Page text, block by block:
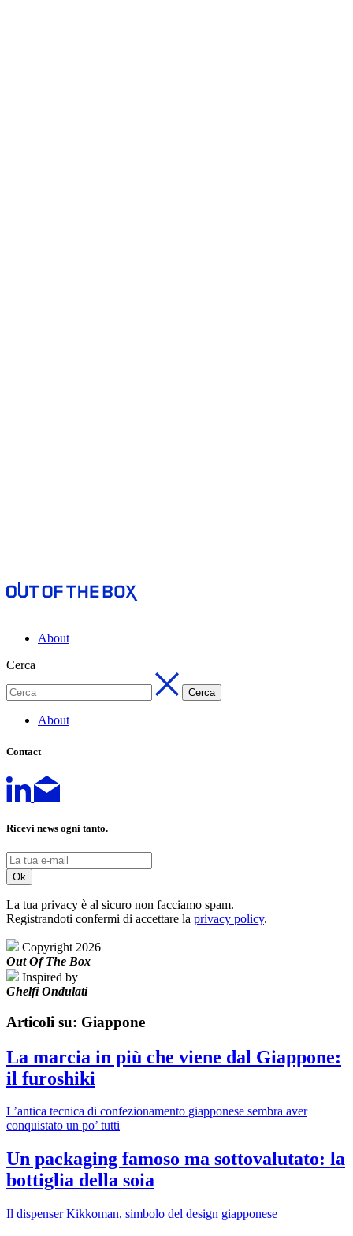
About
Cerca
About
Contact
Ricevi news ogni tanto.
La tua privacy è al sicuro non facciamo spam.
Registrandoti confermi di accettare la privacy policy.
Copyright 2026
Out Of The Box
Inspired by
Ghelfi Ondulati
Articoli su: Giappone
La marcia in più che viene dal Giappone:
il furoshiki
L’antica tecnica di confezionamento giapponese sembra aver
conquistato un po’ tutti
Un packaging famoso ma sottovalutato: la
bottiglia della soia
Il dispenser Kikkoman, simbolo del design giapponese